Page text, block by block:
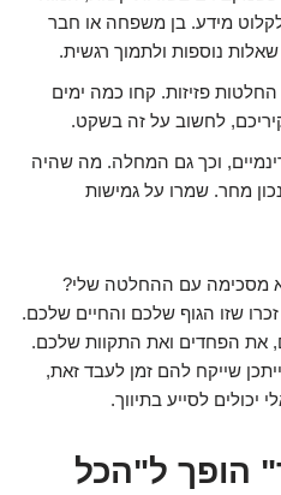
מידע. בן משפחה או חבר
נוספות ולתמוך רגשית.
פזיזות. קחו כמה ימים
לחשוב על זה בשקט.
וכך גם המחלה. מה שהיה
מחר. שמרו על גמישות
מסכימה עם ההחלטה שלי?
שזו הגוף שלכם והחיים שלכם.
את הפחדים ואת התקוות שלכם.
שייקח להם זמן לעבד זאת,
יכולים לסייע בתיווך.
הופך ל"הכל